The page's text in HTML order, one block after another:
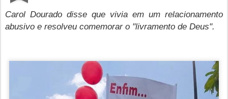
Carol Dourado disse que vivia em um relacionamento
abusivo e resolveu comemorar o "livramento de Deus".